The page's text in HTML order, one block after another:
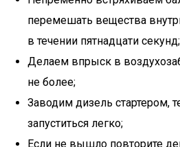
перемешать вещества
в течении пятнадцати секунд;
Делаем впрыск в
не более;
Заводим дизель стартером,
запуститься легко;
Если не вышло повторите